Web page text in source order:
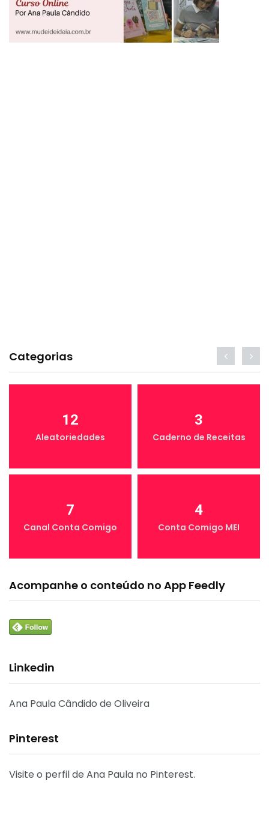
Categorias
12
Aleatoriedades
3
Caderno de Receitas
7
Canal Conta Comigo
4
Conta Comigo MEI
Acompanhe o conteúdo no App Feedly
Linkedin
Ana Paula Cândido de Oliveira
Pinterest
Visite o perfil de Ana Paula no Pinterest.